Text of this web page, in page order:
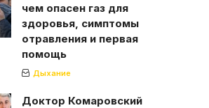
чем опасен газ для
здоровья, симптомы
отравления и первая
помощь
Дыхание
Доктор Комаровский